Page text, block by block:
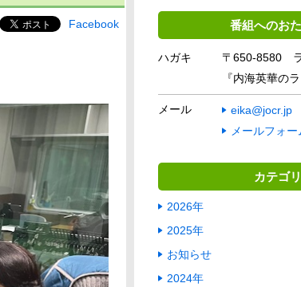
Facebook 番組へのお
ハガキ
〒650-8580
『内海英華の
メール
eika@jocr.jp
メールフォー
カテゴリ
2026年
2025年
お知らせ
2024年